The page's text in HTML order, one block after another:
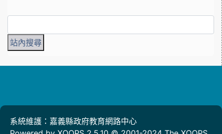
系統維護：嘉義縣政府教育網路中心